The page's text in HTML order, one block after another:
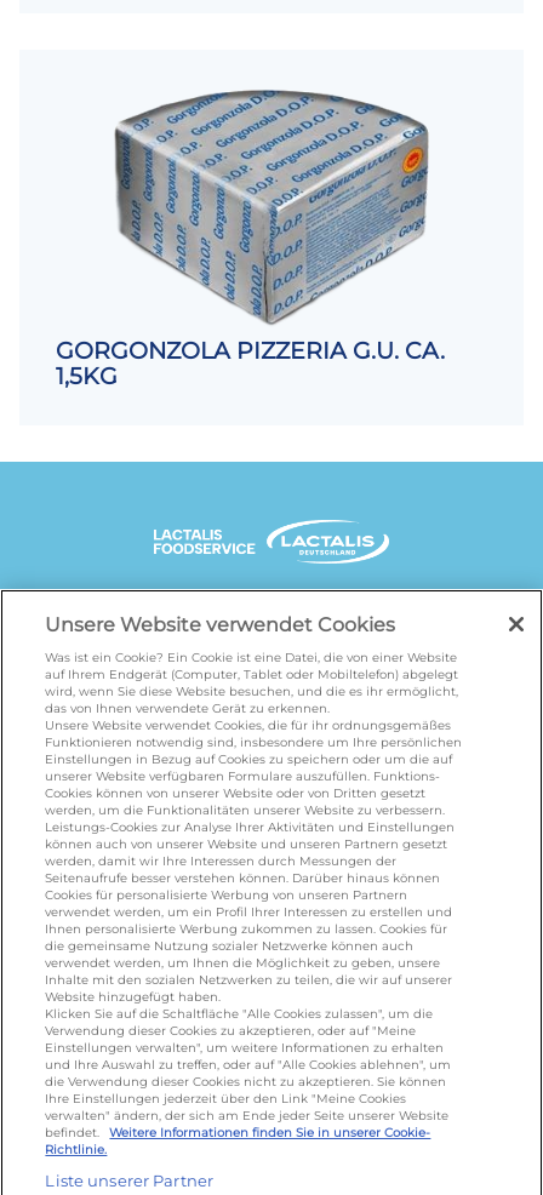
GORGONZOLA PIZZERIA G.U. CA.
1,5KG
UNSERE MARKENSEITEN
galbani.de/leerdammer.de/president.de
salakis.de/frankenland.com/
omiramilch.de/minusl.de
KONTAKT
foodservice.info@de.lactalis.com
Lactalis Deutschland GmbH - Tel: +49 (0)751
887 366 /lactalis.de
Omira Bodenseemilch GmbH - Tel: +49
(0)751 887 366 /omira.de
Unsere Website verwendet Cookies
Was ist ein Cookie? Ein Cookie ist eine Datei, die von einer Website
auf Ihrem Endgerät (Computer, Tablet oder Mobiltelefon) abgelegt
wird, wenn Sie diese Website besuchen, und die es ihr ermöglicht,
das von Ihnen verwendete Gerät zu erkennen.
Unsere Website verwendet Cookies, die für ihr ordnungsgemäßes
Funktionieren notwendig sind, insbesondere um Ihre persönlichen
Einstellungen in Bezug auf Cookies zu speichern oder um die auf
unserer Website verfügbaren Formulare auszufüllen. Funktions-
Cookies können von unserer Website oder von Dritten gesetzt
werden, um die Funktionalitäten unserer Website zu verbessern.
Leistungs-Cookies zur Analyse Ihrer Aktivitäten und Einstellungen
können auch von unserer Website und unseren Partnern gesetzt
werden, damit wir Ihre Interessen durch Messungen der
Seitenaufrufe besser verstehen können. Darüber hinaus können
Cookies für personalisierte Werbung von unseren Partnern
verwendet werden, um ein Profil Ihrer Interessen zu erstellen und
Ihnen personalisierte Werbung zukommen zu lassen. Cookies für
die gemeinsame Nutzung sozialer Netzwerke können auch
verwendet werden, um Ihnen die Möglichkeit zu geben, unsere
Inhalte mit den sozialen Netzwerken zu teilen, die wir auf unserer
Website hinzugefügt haben.
Klicken Sie auf die Schaltfläche "Alle Cookies zulassen", um die
Verwendung dieser Cookies zu akzeptieren, oder auf "Meine
Einstellungen verwalten", um weitere Informationen zu erhalten
und Ihre Auswahl zu treffen, oder auf "Alle Cookies ablehnen", um
die Verwendung dieser Cookies nicht zu akzeptieren. Sie können
Ihre Einstellungen jederzeit über den Link "Meine Cookies
verwalten" ändern, der sich am Ende jeder Seite unserer Website
befindet.
Weitere Informationen finden Sie in unserer Cookie-
Richtlinie.
Liste unserer Partner